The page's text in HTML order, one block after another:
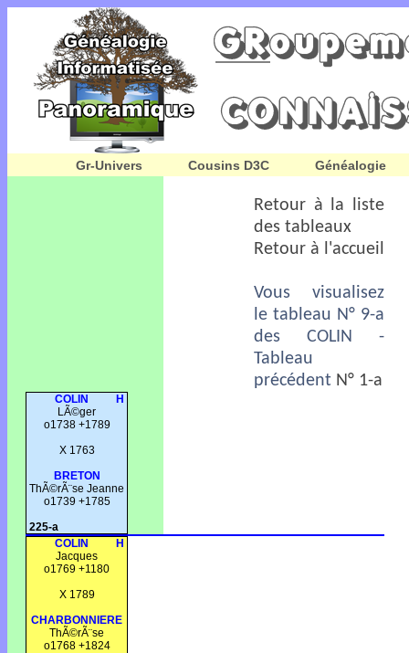
Gr-Univers Cousins D3C Généalogie
Retour à la liste
des tableaux
Retour à l'accueil
Vous visualisez
le tableau N° 9-a
des COLIN -
Tableau
précédent N° 1-a
COLIN
H
LÃ©ger
o1738 +1789
X 1763
BRETON
ThÃ©rÃ¨se Jeanne
o1739 +1785
225-a
COLIN
H
Jacques
o1769 +1180
X 1789
CHARBONNIERE
ThÃ©rÃ¨se
o1768 +1824